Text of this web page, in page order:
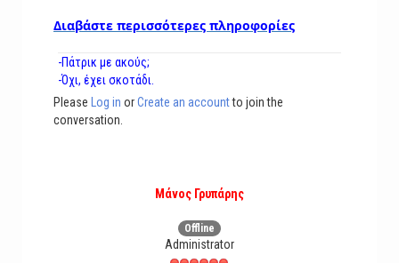
Διαβάστε περισσότερες πληροφορίες
-Πάτρικ με ακούς;
-Όχι, έχει σκοτάδι.
Please
Log in orCreate an accountto join the
conversation.
Μάνος Γρυπάρης
Offline
Administrator